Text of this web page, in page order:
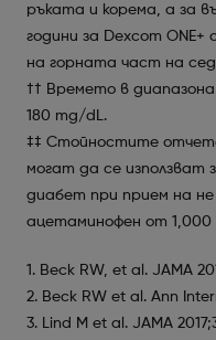
ръката и корема, а за
години за Dexcom
на горната част на
†† Времето в
180 mg/dL.
‡‡ Стойностите
могат да се използват
диабет при прием на
ацетаминофен от
1. Beck RW, et al. JAMA
2. Beck RW et al. Ann
3. Lind M et al. JAMA